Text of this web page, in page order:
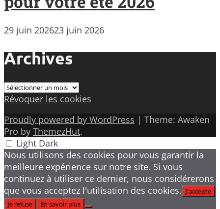
29 juin 202623 juin 2026
Archives
Archives
Révoquer les cookies
Proudly powered by WordPress | Theme: Awaken
Pro by ThemezHut.
Light Dark
Nous utilisons des cookies pour vous garantir la
meilleure expérience sur notre site. Si vous
continuez à utiliser ce dernier, nous considérerons
que vous acceptez l'utilisation des cookies. J'accepte
Je refuse
En savoir plus